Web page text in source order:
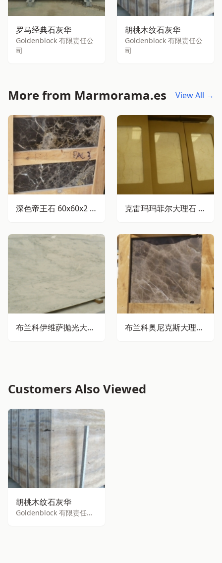
罗马经典石灰华
Goldenblock 有限责任公
司
胡桃木纹石灰华
Goldenblock 有限责任公
司
More from Marmorama.es View All →
深色帝王石 60x60x2 厘米 标准规格 克雷玛玛菲尔大理石 61x30.5x1厘米 经典款
布兰科伊维萨抛光大理石板材 布兰科奥尼克斯大理石抛光板材
Customers Also Viewed
胡桃木纹石灰华
Goldenblock 有限责任公司